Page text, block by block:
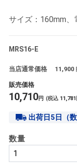
サイズ：160mm
MRS16-E
当店通常価格 11,900
販売価格
10,710円 (税込 11,781
出荷日5日（数
数量